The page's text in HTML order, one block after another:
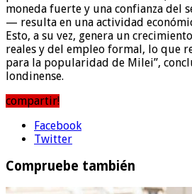
moneda fuerte y una confianza del
— resulta en una actividad
Esto, a su vez, genera un
reales y del empleo formal, lo que
para la popularidad de Milei”,
londinense.
compartir!
Facebook
Twitter
Compruebe también